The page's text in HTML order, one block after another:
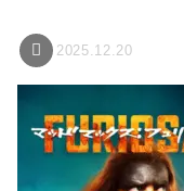
2025.12.20